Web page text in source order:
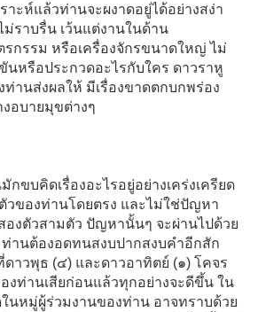
าะห์แล้วท่านจะผงาดอยู่ได้อย่างสง่า
ม่ราบรื่น เว้นแต่งานในด้าน
รกรรม หรือเครื่องจักรขนาดใหญ่ ไม่
นหรือประกวดอะไรกับใคร ดาวราหู
านส่งผลให้ มีเรื่องขาดตกบกพร่อง
งอบายมุขต่างๆ
ขบคิดเรื่องอะไรอยู่อย่างเคร่งเครียด
ของท่านโดยตรง และไม่ใช่ปัญหา
งตัวสามตัว ปัญหานั้นๆ จะผ่านไปด้วย
ท่านต้องอดทนสงบปากสงบคำอีกสัก
ดาวพุธ (๔) และดาวอาทิตย์ (๑) โคจร
งท่านเสียก่อนแล้วทุกอย่างจะดีขึ้น ใน
นหมู่ผู้ร่วมงานของท่าน อาจทราบด้วย